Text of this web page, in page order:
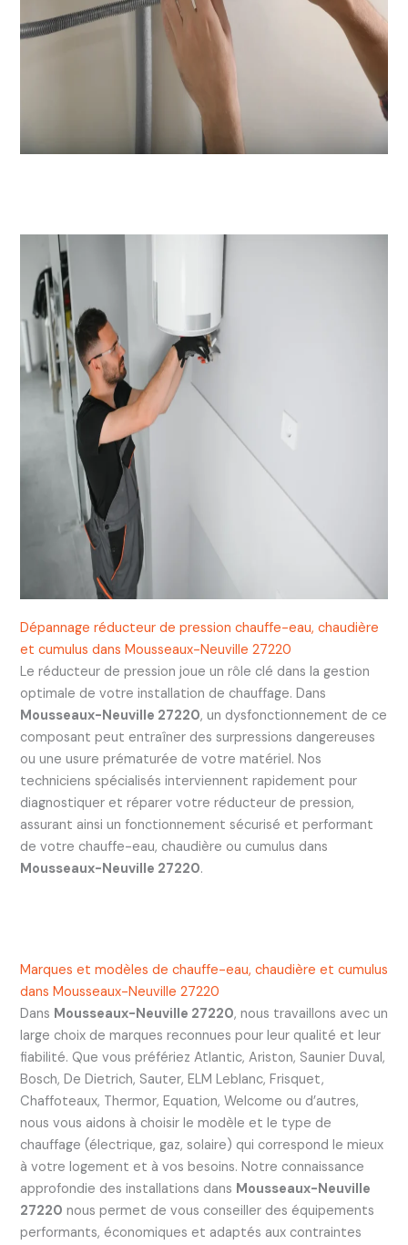
Dépannage réducteur de pression chauffe-eau, chaudière
et cumulus dans Mousseaux-Neuville 27220
Le réducteur de pression joue un rôle clé dans la gestion
optimale de votre installation de chauffage. Dans
Mousseaux-Neuville 27220, un dysfonctionnement de ce
composant peut entraîner des surpressions dangereuses
ou une usure prématurée de votre matériel. Nos
techniciens spécialisés interviennent rapidement pour
diagnostiquer et réparer votre réducteur de pression,
assurant ainsi un fonctionnement sécurisé et performant
de votre chauffe-eau, chaudière ou cumulus dans
Mousseaux-Neuville 27220.
Marques et modèles de chauffe-eau, chaudière et cumulus
dans Mousseaux-Neuville 27220
Dans Mousseaux-Neuville 27220, nous travaillons avec un
large choix de marques reconnues pour leur qualité et leur
fiabilité. Que vous préfériez Atlantic, Ariston, Saunier Duval,
Bosch, De Dietrich, Sauter, ELM Leblanc, Frisquet,
Chaffoteaux, Thermor, Equation, Welcome ou d’autres,
nous vous aidons à choisir le modèle et le type de
chauffage (électrique, gaz, solaire) qui correspond le mieux
à votre logement et à vos besoins. Notre connaissance
approfondie des installations dans Mousseaux-Neuville
27220 nous permet de vous conseiller des équipements
performants, économiques et adaptés aux contraintes